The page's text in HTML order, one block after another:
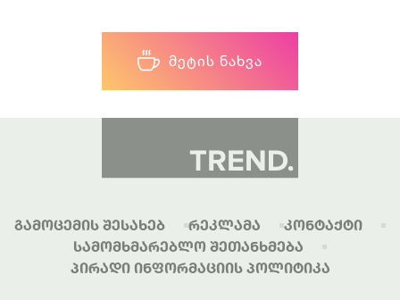
ᲛᲔᲢᲘᲡ ᲜᲐᲮᲕᲐ
Გამოცემის Შესახებ Რეკლამა
Კონტაქტი
Სამომხმარებლო Შეთანხმება
Პირადი Ინფორმაციის Პოლიტიკა